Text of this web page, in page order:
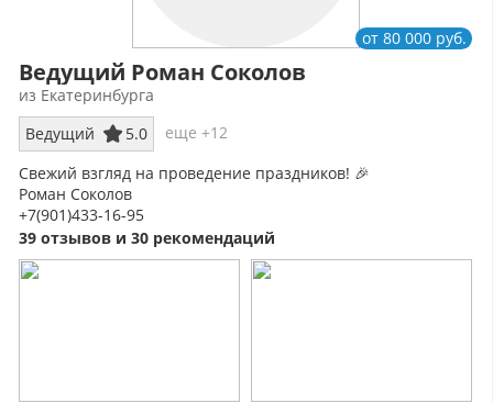
Ведущий Роман Соколов
от 80 000 руб.
из Екатеринбурга
Ведущий
5.0
еще +12
Свежий взгляд на проведение праздников! 🎉
Роман Соколов
+7(901)433-16-95
80 000 руб. 5-ти часовая программа (Ведущий + Dj)
39 отзывов и 30 рекомендаций